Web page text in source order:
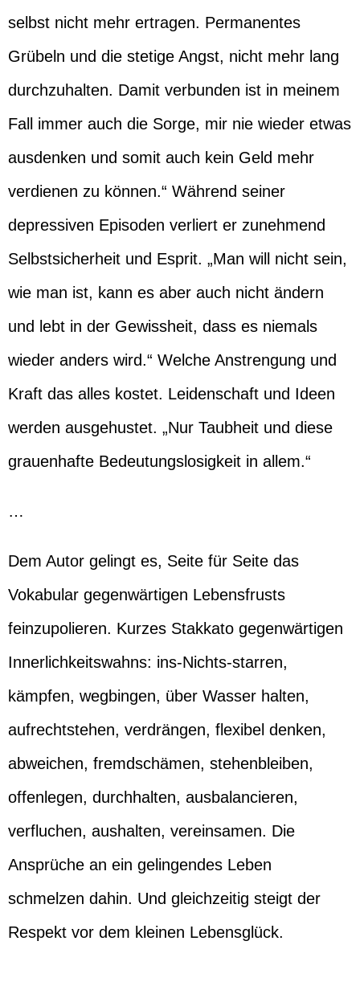
selbst nicht mehr ertragen. Permanentes
Grübeln und die stetige Angst, nicht mehr lang
durchzuhalten. Damit verbunden ist in meinem
Fall immer auch die Sorge, mir nie wieder etwas
ausdenken und somit auch kein Geld mehr
verdienen zu können.“ Während seiner
depressiven Episoden verliert er zunehmend
Selbstsicherheit und Esprit. „Man will nicht sein,
wie man ist, kann es aber auch nicht ändern
und lebt in der Gewissheit, dass es niemals
wieder anders wird.“ Welche Anstrengung und
Kraft das alles kostet. Leidenschaft und Ideen
werden ausgehustet. „Nur Taubheit und diese
grauenhafte Bedeutungslosigkeit in allem.“
…
Dem Autor gelingt es, Seite für Seite das
Vokabular gegenwärtigen Lebensfrusts
feinzupolieren. Kurzes Stakkato gegenwärtigen
Innerlichkeitswahns: ins-Nichts-starren,
kämpfen, wegbingen, über Wasser halten,
aufrechtstehen, verdrängen, flexibel denken,
abweichen, fremdschämen, stehenbleiben,
offenlegen, durchhalten, ausbalancieren,
verfluchen, aushalten, vereinsamen. Die
Ansprüche an ein gelingendes Leben
schmelzen dahin. Und gleichzeitig steigt der
Respekt vor dem kleinen Lebensglück.